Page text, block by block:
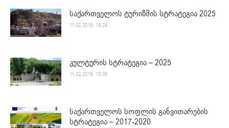
საქართველოს ტურიზმის სტრატეგია 2025
11.02.2019. 18:24
კულტურის სტრატეგია – 2025
11.02.2019. 18:09
საქართველოს სოფლის განვითარების
სტრატეგია – 2017-2020